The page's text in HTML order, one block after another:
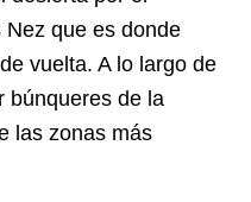
que es donde
vuelta. A lo largo de
búnqueres de la
las zonas más